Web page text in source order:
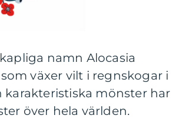
namn Alocasia
växer vilt i regnskogar i
karakteristiska mönster har
över hela världen.